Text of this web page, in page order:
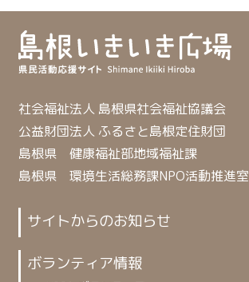
社会福祉法人 島根県社会福祉協議会
公益財団法人 ふるさと島根定住財団
島根県 健康福祉部地域福祉課
島根県 環境生活総務課NPO活動推進室
サイトからのお知らせ
ボランティア情報